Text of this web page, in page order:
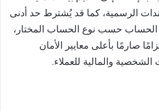
الرسمية، كما قد يُشترط حد أدنى
الحساب حسب نوع الحساب المختار،
صارمًا بأعلى معايير الأمان
الشخصية والمالية للعملاء.